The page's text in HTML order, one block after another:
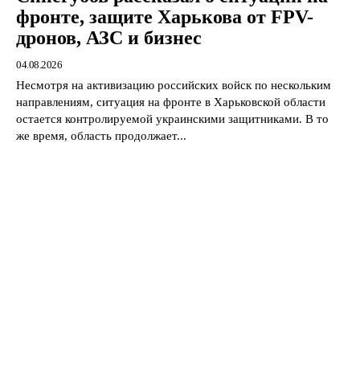
фронте, защите Харькова от FPV-
дронов, АЗС и бизнес
04.08.2026
Несмотря на активизацию российских войск по нескольким
направлениям, ситуация на фронте в Харьковской области
остается контролируемой украинскими защитниками. В то
же время, область продолжает...